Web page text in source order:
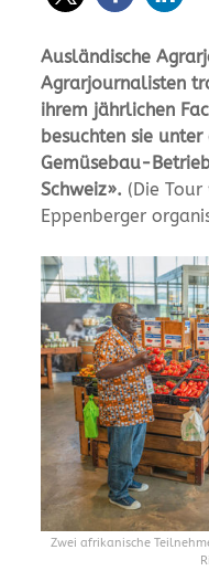
Ausländische
Agrarjournalisten
ihrem jährlichen
besuchten sie
Gemüsebau-
Schweiz». (Die
Eppenberger
Zwei afrikanische